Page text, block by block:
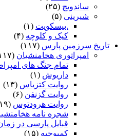
ساندویچ (۲۵)
شیرینی (۵)
.بیسکویت (۱)
کیک و کلوچه (۴)
تاریخ سرزمین پارس (۱۱۷)
امپراتوری هخامنشیان (۱۱۷)
تمام جنگ های
داریوش (۱)
روایت کتزیاس (۱۳)
روایت گزنفن (۶)
روایت هرودتوس (۱۹)
شجره نامه
قبایل پارسی در
کمبوجیه (۱۵)